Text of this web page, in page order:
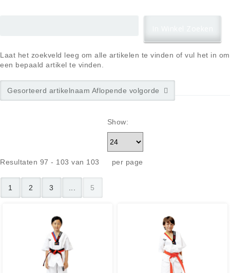
Laat het zoekveld leeg om alle artikelen te vinden of vul het in om
een bepaald artikel te vinden.
Gesorteerd artikelnaam Aflopende volgorde
Resultaten 97 - 103 van 103
Show:
per page
1 2 3 5